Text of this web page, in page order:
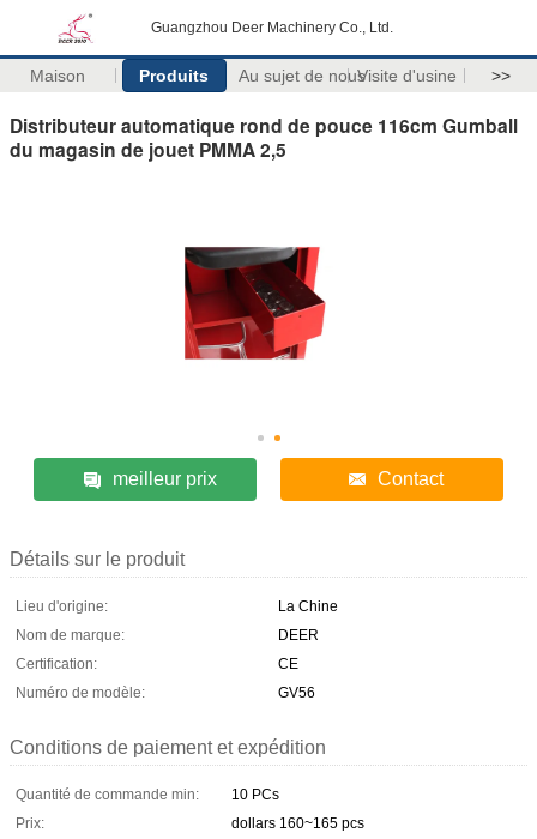
Guangzhou Deer Machinery Co., Ltd.
Maison Produits Au sujet de nousVisite d'usine >>
Distributeur automatique rond de pouce 116cm Gumball
du magasin de jouet PMMA 2,5
meilleur prix Contact
Détails sur le produit
Lieu d'origine:
La Chine
Nom de marque:
DEER
Certification:
CE
Numéro de modèle:
GV56
Conditions de paiement et expédition
Quantité de commande min:
10 PCs
Prix:
dollars 160~165 pcs